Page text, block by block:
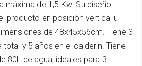
máxima de 1,5 Kw. Su diseño
producto en posición vertical u
de 48x45x56cm. Tiene 3
total y 5 años en el calderin. Tiene
80L de agua, ideales para 3